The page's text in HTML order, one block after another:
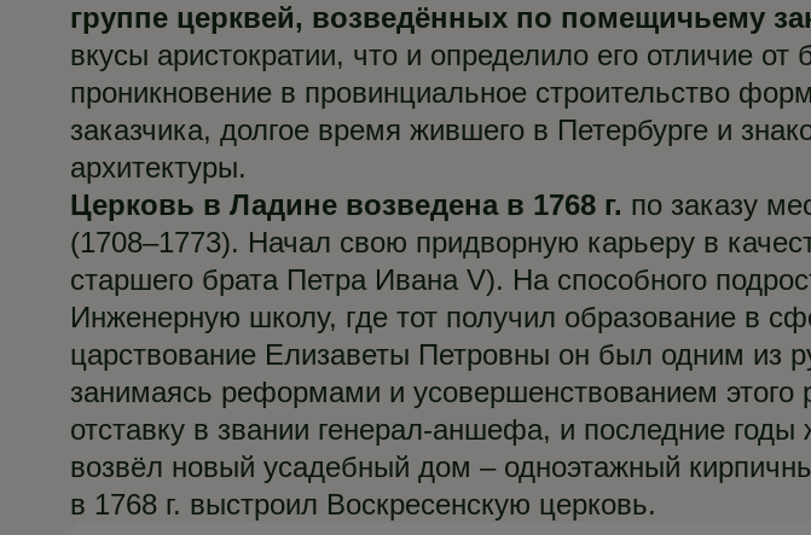
группе церквей, возведённых по помещичьему
вкусы аристократии, что и определило его отличие
проникновение в провинциальное строительство
заказчика, долгое время жившего в Петербурге и
архитектуры.
Церковь в Ладине возведена в 1768 г. по заказу
(1708–1773). Начал свою придворную карьеру в
старшего брата Петра Ивана V). На способного
Инженерную школу, где тот получил образование в
царствование Елизаветы Петровны он был одним из
занимаясь реформами и усовершенствованием
отставку в звании генерал-аншефа, и последние
возвёл новый усадебный дом – одноэтажный
в 1768 г. выстроил Воскресенскую церковь.